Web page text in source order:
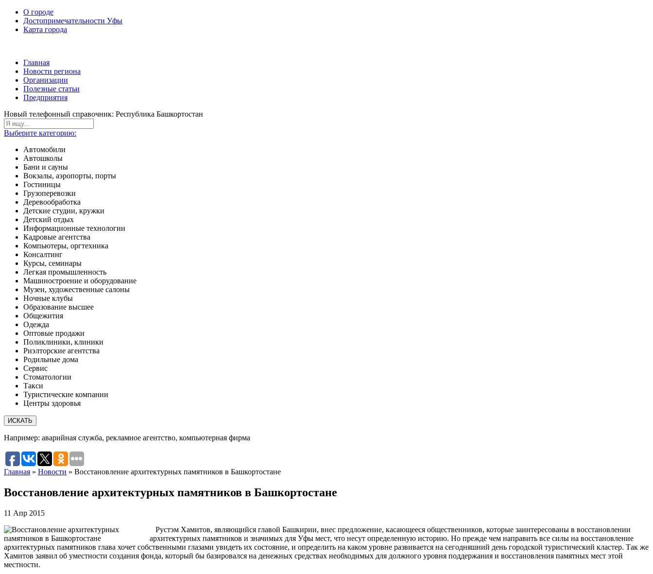
О городе
Достопримечательности Уфы
Карта города
Главная
Новости региона
Организации
Полезные статьи
Предприятия
Новый телефонный справочник: Республика Башкортостан
Выберите категорию:
Автомобили
Автошколы
Бани и сауны
Вокзалы, аэропорты, порты
Гостиницы
Грузоперевозки
Деревообработка
Детские студии, кружки
Детский отдых
Информационные технологии
Кадровые агентства
Компьютеры, оргтехника
Консалтинг
Курсы, семинары
Легкая промышленность
Машиностроение и оборудование
Музеи, художественные салоны
Ночные клубы
Образование высшее
Общежития
Одежда
Оптовые продажи
Поликлиники, клиники
Риэлторские агентства
Родильные дома
Сервис
Стоматологии
Такси
Туристические компании
Центры здоровья
Например: аварийная служба, рекламное агентство, компьютерная фирма
Главная » Новости » Восстановление архитектурных памятников в Башкортостане
Восстановление архитектурных памятников в Башкортостане
11 Апр 2015
Рустэм Хамитов, являющийся главой Башкирии, внес предложение, касающееся общественников, которые заинтересованы в восстановлении
архитектурных памятников и значимых для Уфы мест, что несут определенную историю. Но прежде чем направить все силы на восстановление
архитектурных памятников глава хочет собственными глазами увидеть их состояние, и определить на каком уровне развивается на сегодняшний день городской туристический кластер. Так же
Хамитов заявил об уместности создания фонда, который бы базировался на денежных средствах необходимых для должного уровня поддержания и восстановления памятных мест этой
местности.